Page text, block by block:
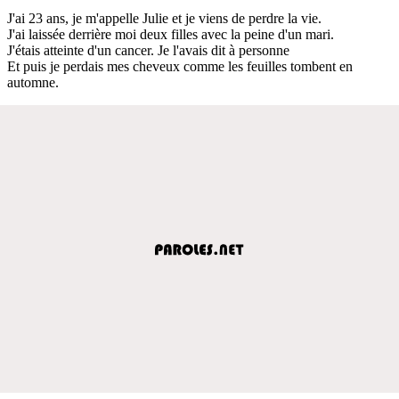
J'ai 23 ans, je m'appelle Julie et je viens de perdre la vie.
J'ai laissée derrière moi deux filles avec la peine d'un mari.
J'étais atteinte d'un cancer. Je l'avais dit à personne
Et puis je perdais mes cheveux comme les feuilles tombent en
automne.